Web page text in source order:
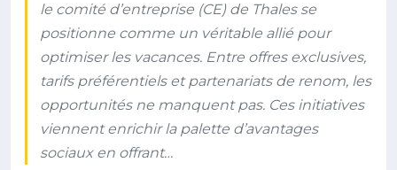
le comité d’entreprise (CE) de Thales se
positionne comme un véritable allié pour
optimiser les vacances. Entre offres exclusives,
tarifs préférentiels et partenariats de renom, les
opportunités ne manquent pas. Ces initiatives
viennent enrichir la palette d’avantages
sociaux en offrant…